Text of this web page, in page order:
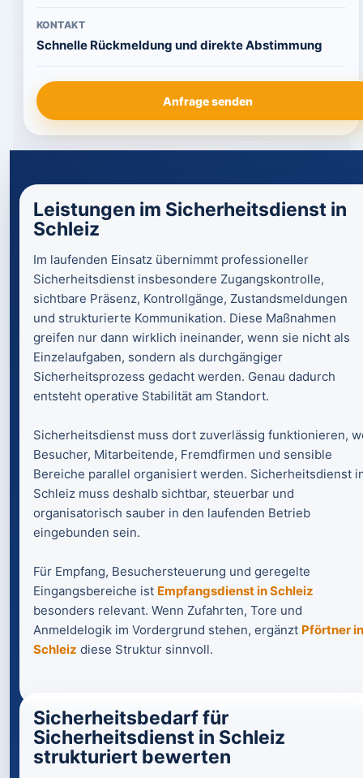
KONTAKT
Schnelle Rückmeldung und direkte Abstimmung
Anfrage senden
Leistungen im Sicherheitsdienst in
Schleiz
Im laufenden Einsatz übernimmt professioneller
Sicherheitsdienst insbesondere Zugangskontrolle,
sichtbare Präsenz, Kontrollgänge, Zustandsmeldungen
und strukturierte Kommunikation. Diese Maßnahmen
greifen nur dann wirklich ineinander, wenn sie nicht als
Einzelaufgaben, sondern als durchgängiger
Sicherheitsprozess gedacht werden. Genau dadurch
entsteht operative Stabilität am Standort.
Sicherheitsdienst muss dort zuverlässig funktionieren,
Besucher, Mitarbeitende, Fremdfirmen und sensible
Bereiche parallel organisiert werden. Sicherheitsdienst
Schleiz muss deshalb sichtbar, steuerbar und
organisatorisch sauber in den laufenden Betrieb
eingebunden sein.
Für Empfang, Besuchersteuerung und geregelte
Eingangsbereiche ist Empfangsdienst in Schleiz
besonders relevant. Wenn Zufahrten, Tore und
Anmeldelogik im Vordergrund stehen, ergänzt Pförtner in
Schleiz diese Struktur sinnvoll.
Sicherheitsbedarf für
Sicherheitsdienst in Schleiz
strukturiert bewerten